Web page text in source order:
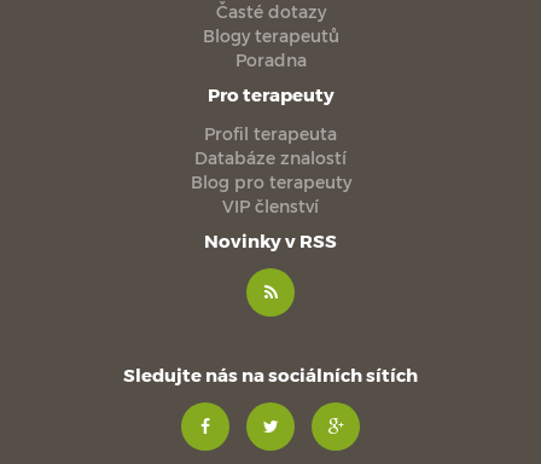
Časté dotazy
Blogy terapeutů
Poradna
Pro terapeuty
Profil terapeuta
Databáze znalostí
Blog pro terapeuty
VIP členství
Novinky v RSS
Sledujte nás na sociálních sítích